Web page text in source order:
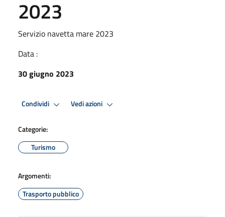
2023
Servizio navetta mare 2023
Data :
30 giugno 2023
Condividi Vedi azioni
Categorie:
Turismo
Argomenti:
Trasporto pubblico